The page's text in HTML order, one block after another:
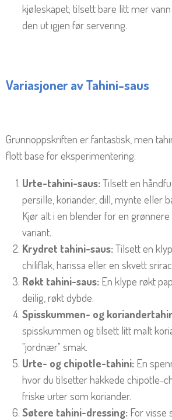
kjøleskapet; tilsett bare litt mer
den ut igjen før servering.
Variasjoner av Tahini-saus
Grunnoppskriften er fantastisk, men
flott base for eksperimentering:
Urte-tahini-saus:Tilsett en
persille, koriander, dill, mynte eller
Kjør alt i en blender for en
variant.
Krydret tahini-saus:Tilsett en
chiliflak, harissa eller en skvett
Røkt tahini-saus: En klype røkt
deilig, røkt dybde.
Spisskummen- og
spisskummen og tilsett litt malt
"jordnær" smak.
Urte- og chipotle-tahini: En
hvor du tilsetter hakkede chipotle-
friske urter som koriander.
Søtere tahini-dressing: For visse